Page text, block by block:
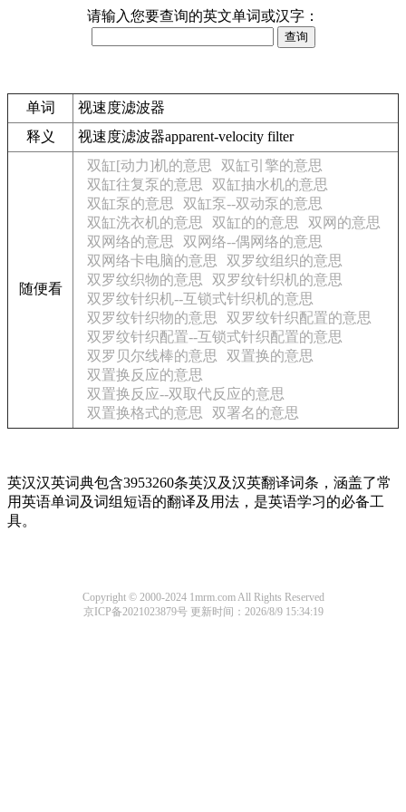
请输入您要查询的英文单词或汉字：
单词
视速度滤波器
释义
视速度滤波器apparent-velocity filter
随便看
双缸[动力]机的意思
双缸引擎的意思
双缸往复泵的意思
双缸抽水机的意思
双缸泵的意思
双缸泵--双动泵的意思
双缸洗衣机的意思
双缸的的意思
双网的意思
双网络的意思
双网络--偶网络的意思
双网络卡电脑的意思
双罗纹组织的意思
双罗纹织物的意思
双罗纹针织机的意思
双罗纹针织机--互锁式针织机的意思
双罗纹针织物的意思
双罗纹针织配置的意思
双罗纹针织配置--互锁式针织配置的意思
双罗贝尔线棒的意思
双置换的意思
双置换反应的意思
双置换反应--双取代反应的意思
双置换格式的意思
双署名的意思
英汉汉英词典包含3953260条英汉及汉英翻译词条，涵盖了常
用英语单词及词组短语的翻译及用法，是英语学习的必备工
具。
Copyright © 2000-2024 1mrm.com All Rights Reserved
京ICP备2021023879号 更新时间：2026/8/9 15:34:19